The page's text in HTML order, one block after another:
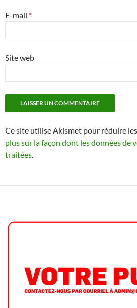
E-mail *
Site web
Ce site utilise Akismet pour réduire
plus sur la façon dont les données de
traitées.